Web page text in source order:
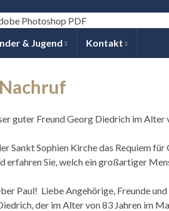
& Jugend Kontakt
guter Freund Georg Diedrich im
Sankt Sophien Kirche das Requiem
erfahren Sie, welch ein großartiger
Paul! Liebe Angehörige, Freunde
der im Alter von 83 Jahren im